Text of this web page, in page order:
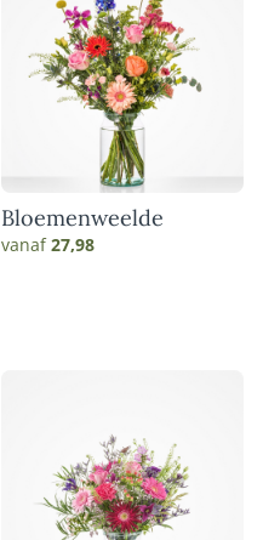
Bloemenweelde
vanaf27,98